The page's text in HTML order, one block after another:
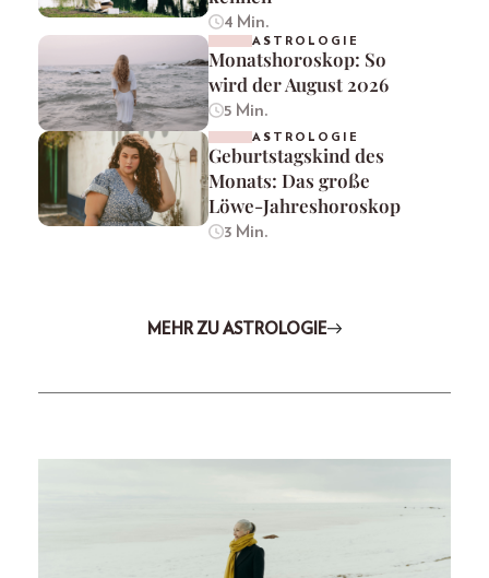
4 Min.
ASTROLOGIE
Monatshoroskop: So
wird der August 2026
5 Min.
ASTROLOGIE
Geburtstagskind des
Monats: Das große
Löwe-Jahreshoroskop
3 Min.
MEHR ZU ASTROLOGIE